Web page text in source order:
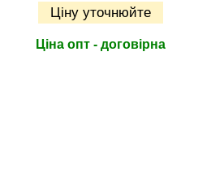
Ціну уточнюйте
Ціна опт - договірна